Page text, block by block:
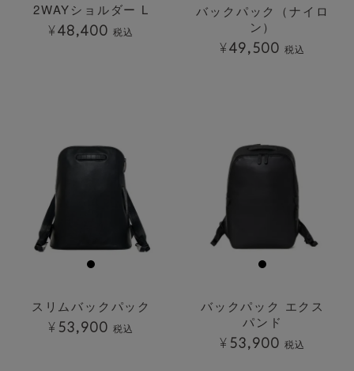
2WAYショルダー L
¥48,400 税込
バックパック（ナイロ
ン）
¥49,500 税込
スリムバックパック
¥ 53,900 税込
バックパック エクス
パンド
¥ 53,900 税込